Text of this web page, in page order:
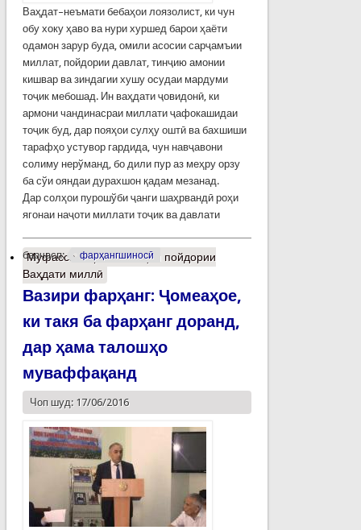
Ваҳдат–неъмати бебаҳои лоязолист, ки чун
обу хоку ҳаво ва нури хуршед барои ҳаёти
одамон зарур буда, омили асосии сарҷамъии
миллат, пойдории давлат, тинҷию амонии
кишвар ва зиндагии хушу осудаи мардуми
тоҷик мебошад. Ин ваҳдати ҷовидонӣ, ки
армони чандинасраи миллати ҷафокашидаи
тоҷик буд, дар пояҳои сулҳу оштӣ ва бахшиши
тарафҳо устувор гардида, чун навҷавони
солиму нерўманд, бо дили пур аз меҳру орзу
ба сўи ояндаи дурахшон қадам мезанад.
Дар солҳои пурошўби ҷанги шаҳрвандӣ роҳи
ягонаи наҷоти миллати тоҷик ва давлати
барчасп: фарҳангшиносӣ
Муфассалтаро Омилҳои пойдории
Ваҳдати миллӣ
Вазири фарҳанг: Ҷомеаҳое,
ки такя ба фарҳанг доранд,
дар ҳама талошҳо
муваффақанд
Чоп шуд: 17/06/2016